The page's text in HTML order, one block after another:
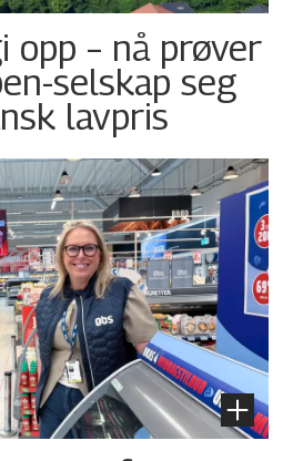
opp – nå prøver
selskap seg
lavpris